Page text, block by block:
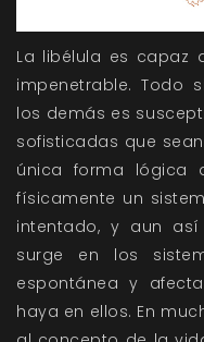
La libélula es capaz
impenetrable. Todo
los demás es
sofisticadas que
única forma lógica
físicamente un
intentado, y aun
surge en los
espontánea y
haya en ellos. En